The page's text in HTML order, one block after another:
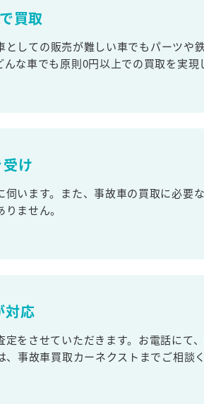
買取
しての販売が難しい車でもパーツや
な車でも原則0円以上での買取を実現
け
います。また、事故車の買取に必要
ません。
対応
をさせていただきます。お電話にて
事故車買取カーネクストまでご相談